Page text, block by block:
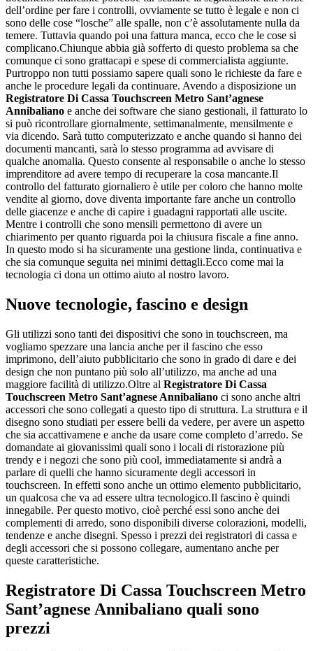
dell’ordine per fare i controlli, ovviamente se tutto è legale e non ci
sono delle cose “losche” alle spalle, non c’è assolutamente nulla da
temere. Tuttavia quando poi una fattura manca, ecco che le cose si
complicano.Chiunque abbia già sofferto di questo problema sa che
comunque ci sono grattacapi e spese di commercialista aggiunte.
Purtroppo non tutti possiamo sapere quali sono le richieste da fare e
anche le procedure legali da continuare. Avendo a disposizione un
Registratore Di Cassa Touchscreen Metro Sant’agnese
Annibaliano e anche dei software che siano gestionali, il fatturato lo
si può ricontrollare giornalmente, settimanalmente, mensilmente e
via dicendo. Sarà tutto computerizzato e anche quando si hanno dei
documenti mancanti, sarà lo stesso programma ad avvisare di
qualche anomalia. Questo consente al responsabile o anche lo stesso
imprenditore ad avere tempo di recuperare la cosa mancante.Il
controllo del fatturato giornaliero è utile per coloro che hanno molte
vendite al giorno, dove diventa importante fare anche un controllo
delle giacenze e anche di capire i guadagni rapportati alle uscite.
Mentre i controlli che sono mensili permettono di avere un
chiarimento per quanto riguarda poi la chiusura fiscale a fine anno.
In questo modo si ha sicuramente una gestione linda, continuativa e
che sia comunque seguita nei minimi dettagli.Ecco come mai la
tecnologia ci dona un ottimo aiuto al nostro lavoro.
Nuove tecnologie, fascino e design
Gli utilizzi sono tanti dei dispositivi che sono in touchscreen, ma
vogliamo spezzare una lancia anche per il fascino che esso
imprimono, dell’aiuto pubblicitario che sono in grado di dare e dei
design che non puntano più solo all’utilizzo, ma anche ad una
maggiore facilità di utilizzo.Oltre al Registratore Di Cassa
Touchscreen Metro Sant’agnese Annibaliano ci sono anche altri
accessori che sono collegati a questo tipo di struttura. La struttura e il
disegno sono studiati per essere belli da vedere, per avere un aspetto
che sia accattivamene e anche da usare come completo d’arredo. Se
domandate ai giovanissimi quali sono i locali di ristorazione più
trendy e i negozi che sono più cool, immediatamente si andrà a
parlare di quelli che hanno sicuramente degli accessori in
touchscreen. In effetti sono anche un ottimo elemento pubblicitario,
un qualcosa che va ad essere ultra tecnologico.Il fascino è quindi
innegabile. Per questo motivo, cioè perché essi sono anche dei
complementi di arredo, sono disponibili diverse colorazioni, modelli,
tendenze e anche disegni. Spesso i prezzi dei registratori di cassa e
degli accessori che si possono collegare, aumentano anche per
queste caratteristiche.
Registratore Di Cassa Touchscreen Metro
Sant’agnese Annibaliano quali sono
prezzi